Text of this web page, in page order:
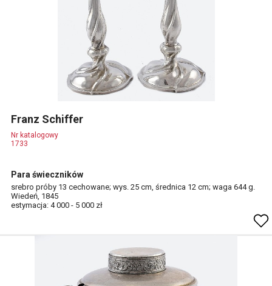
Franz Schiffer
Nr katalogowy
1733
Para świeczników
srebro próby 13 cechowane; wys. 25 cm, średnica 12 cm; waga 644 g.
Wiedeń, 1845
estymacja: 4 000 - 5 000 zł